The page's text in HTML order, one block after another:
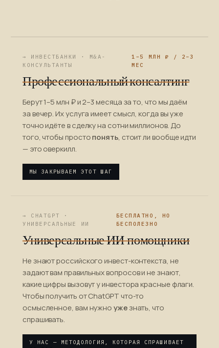
→ ИНВЕСТБАНКИ · M&A-
КОНСУЛЬТАНТЫ
1–5 МЛН ₽ / 2–3
МЕС
Профессиональный консалтинг
Берут 1–5 млн ₽ и 2–3 месяца за то, что мы даём
за вечер. Их услуга имеет смысл, когда вы уже
точно идёте в сделку на сотни миллионов. До
того, чтобы простопонять, стоит ли вообще идти
— это оверкилл.
МЫ ЗАКРЫВАЕМ ЭТОТ ШАГ
→ CHATGPT ·
УНИВЕРСАЛЬНЫЕ ИИ
БЕСПЛАТНО, НО
БЕСПОЛЕЗНО
Универсальные ИИ-помощники
Не знают российского инвест-контекста, не
задают вам правильных вопросов и не знают,
какие цифры вызовут у инвестора красные флаги.
Чтобы получить от ChatGPT что-то
осмысленное, вам нужноужезнать, что
спрашивать.
У НАС — МЕТОДОЛОГИЯ, КОТОРАЯ СПРАШИВАЕТ